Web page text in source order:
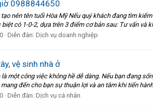
0988844650
nên tên tuổi Hòa Mỹ Nếu quý khách đang tìm
có 1-0-2, dựa trên 3 điểm cơ bản sau: Tư vấn và
Diễn đàn: Dịch vụ doanh nghiệp
vệ sinh nhà ở
một công việc không hề dễ dàng. Nếu bạn đang
đến cho bạn sự thuận lợi và an tâm khi tiến
Diễn đàn: Dịch vụ cá nhân